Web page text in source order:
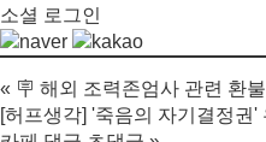
소셜 로그인
« 🪧 해외 조력존엄사 관련 환
[허프생각] '죽음의 자기결정권